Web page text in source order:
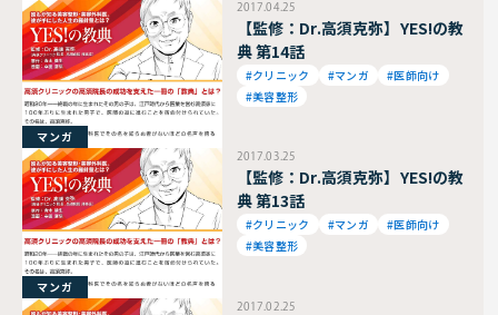
2017.04.25
【監修：Dr.高須克弥】YES!の教
典 第14話
#クリニック #マンガ
#医師向け
#美容整形
マンガ
2017.03.25
【監修：Dr.高須克弥】YES!の教
典 第13話
#クリニック #マンガ
#医師向け
#美容整形
マンガ
2017.02.25